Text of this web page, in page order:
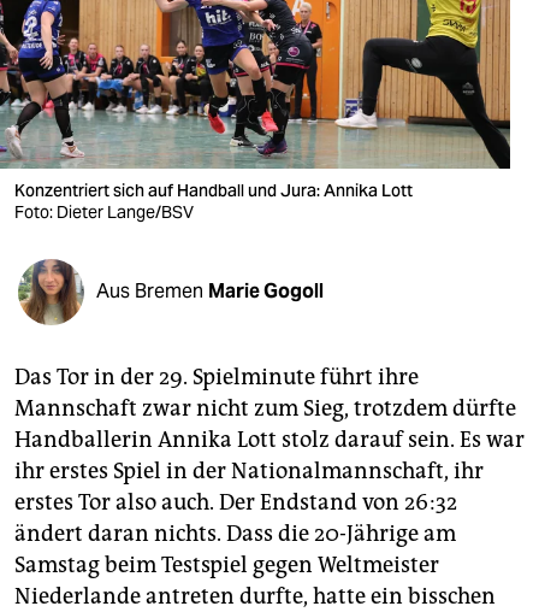
nord
wahrheit
verlag
verlag
shop
fragen & hilfe
unterstützen
abo
genossenschaft
epaper login
Konzentriert sich auf Handball und Jura: Annika Lott
Foto: Dieter Lange/BSV
Aus Bremen Marie Gogoll
Das Tor in der 29. Spielminute führt ihre
Mannschaft zwar nicht zum Sieg, trotzdem dürfte
Handballerin Annika Lott stolz darauf sein. Es war
ihr erstes Spiel in der Nationalmannschaft, ihr
erstes Tor also auch. Der Endstand von 26:32
ändert daran nichts. Dass die 20-Jährige am
Samstag beim Testspiel gegen Weltmeister
Niederlande antreten durfte, hatte ein bisschen